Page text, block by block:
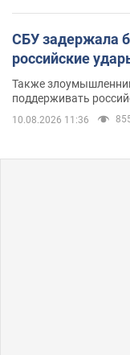
СБУ задержала
российские
Также
поддерживать
10.08.2026 11:36